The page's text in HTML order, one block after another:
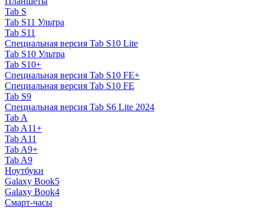
Tab S
Tab S11 Ультра
Tab S11
Специальная версия Tab S10 Lite
Tab S10 Ультра
Tab S10+
Специальная версия Tab S10 FE+
Специальная версия Tab S10 FE
Tab S9
Специальная версия Tab S6 Lite 2024
Tab A
Tab A11+
Tab A11
Tab A9+
Tab A9
Ноутбуки
Galaxy Book5
Galaxy Book4
Смарт-часы